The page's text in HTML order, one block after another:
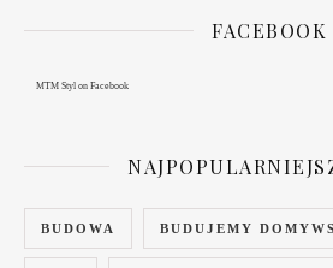
FACEBOOK
MTM Styl on Facebook
BUDOWA BUDUJEMY